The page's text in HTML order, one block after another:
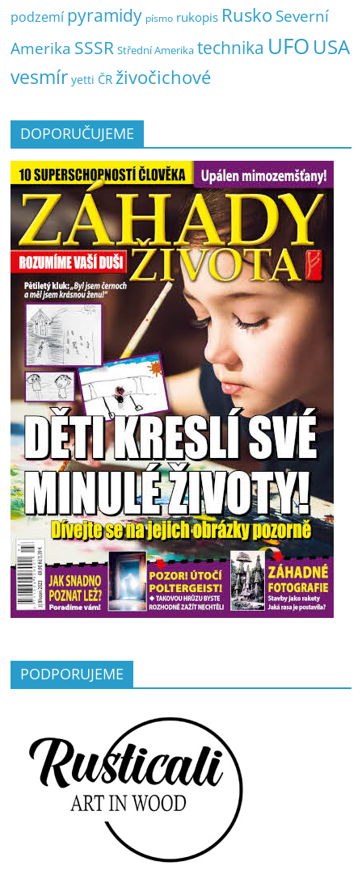
podzemí pyramidy písmo rukopis Rusko Severní
Amerika SSSR Střední Amerika technika UFO USA
vesmír yetti ČR živočichové
DOPORUČUJEME
PODPORUJEME